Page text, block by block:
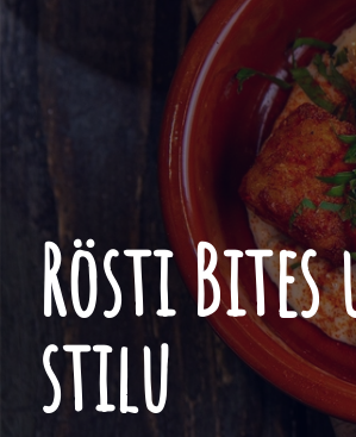
Rösti Bites
stilu